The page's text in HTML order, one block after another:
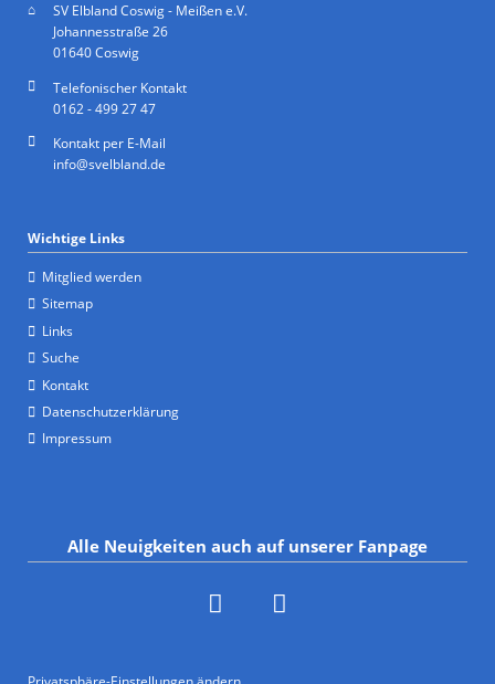
SV Elbland Coswig - Meißen e.V.
Johannesstraße 26
01640 Coswig
Telefonischer Kontakt
0162 - 499 27 47
Kontakt per E-Mail
info@svelbland.de
Wichtige Links
Mitglied werden
Sitemap
Links
Suche
Kontakt
Datenschutzerklärung
Impressum
Alle Neuigkeiten auch auf unserer Fanpage